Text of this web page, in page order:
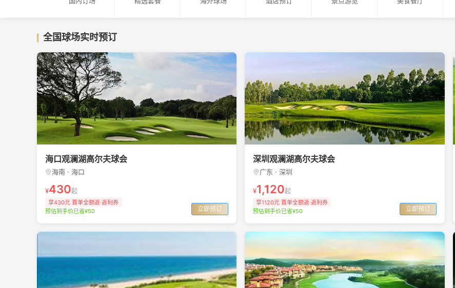
全国球场实时预订
海口观澜湖高尔夫球会
海南 · 海口
¥430起
享430元 首单全额返·返利券
预估到手价已省¥50
立即预订
深圳观澜湖高尔夫球会
广东 · 深圳
¥1,120起
享1120元 首单全额返·返利券
预估到手价已省¥50
立即预订